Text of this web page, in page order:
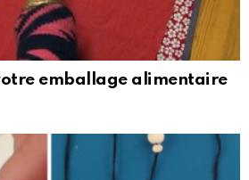
emballage alimentaire